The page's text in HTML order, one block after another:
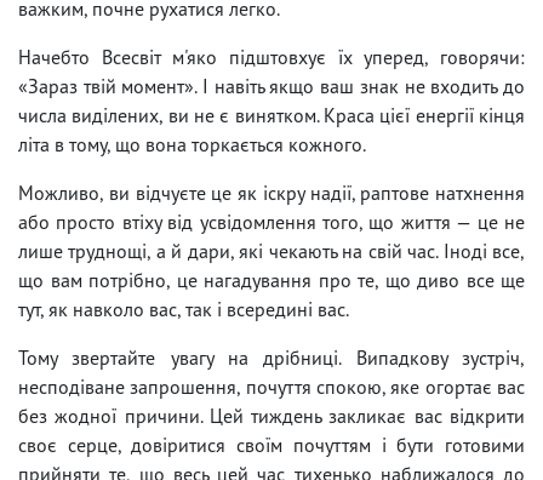
важким, почне рухатися легко.
Начебто Всесвіт м'яко підштовхує їх уперед, говорячи:
«Зараз твій момент». І навіть якщо ваш знак не входить до
числа виділених, ви не є винятком. Краса цієї енергії кінця
літа в тому, що вона торкається кожного.
Можливо, ви відчуєте це як іскру надії, раптове натхнення
або просто втіху від усвідомлення того, що життя — це не
лише труднощі, а й дари, які чекають на свій час. Іноді все,
що вам потрібно, це нагадування про те, що диво все ще
тут, як навколо вас, так і всередині вас.
Тому звертайте увагу на дрібниці. Випадкову зустріч,
несподіване запрошення, почуття спокою, яке огортає вас
без жодної причини. Цей тиждень закликає вас відкрити
своє серце, довіритися своїм почуттям і бути готовими
прийняти те, що весь цей час тихенько наближалося до